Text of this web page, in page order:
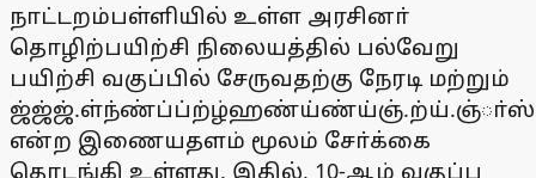
நாட்டறம்பள்ளியில் உள்ள அரசினா்
தொழிற்பயிற்சி நிலையத்தில் பல்வேறு
பயிற்சி வகுப்பில் சேருவதற்கு நேரடி மற்றும்
என்ற இணையதளம் மூலம் சோ்க்கை
தொடங்கி உள்ளது. இதில், 10-ஆம் வகுப்பு